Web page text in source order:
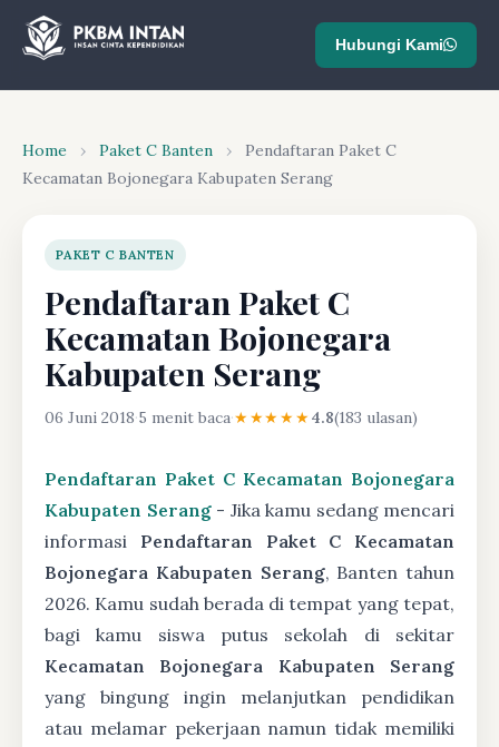
Hubungi Kami
Home › Paket C Banten ›
Pendaftaran Paket C
Kecamatan Bojonegara Kabupaten Serang
PAKET C BANTEN
Pendaftaran Paket C
Kecamatan Bojonegara
Kabupaten Serang
06 Juni 2018·5 menit baca·★★★★★4.8(183 ulasan)
Pendaftaran Paket C Kecamatan Bojonegara
Kabupaten Serang- Jika kamu sedang mencari
informasi Pendaftaran Paket C Kecamatan
Bojonegara Kabupaten Serang, Banten tahun
2026. Kamu sudah berada di tempat yang tepat,
bagi kamu siswa putus sekolah di sekitar
Kecamatan Bojonegara Kabupaten Serang
yang bingung ingin melanjutkan pendidikan
atau melamar pekerjaan namun tidak memiliki